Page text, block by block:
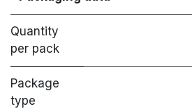
Quantity
per pack
Package
type